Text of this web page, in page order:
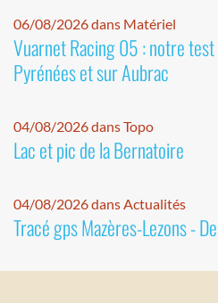
06/08/2026 dans Matériel
Vuarnet Racing 05 : notre test
Pyrénées et sur Aubrac
04/08/2026 dans Topo
Lac et pic de la Bernatoire
04/08/2026 dans Actualités
Tracé gps Mazères-Lezons -